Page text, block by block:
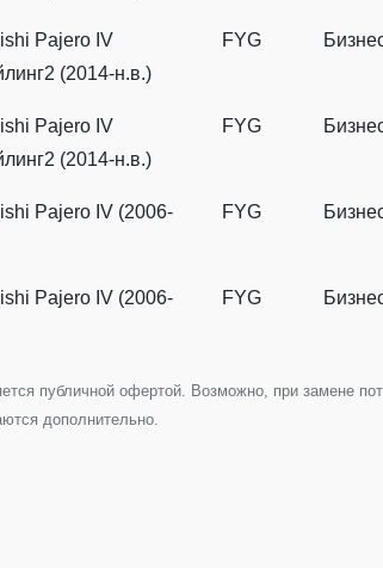
Pajero IV
(2014-н.в.)
FYG
Pajero IV
(2014-н.в.)
FYG
Pajero IV (2006-
FYG
Pajero IV (2006-
FYG
публичной офертой. Возможно, при замене
дополнительно.